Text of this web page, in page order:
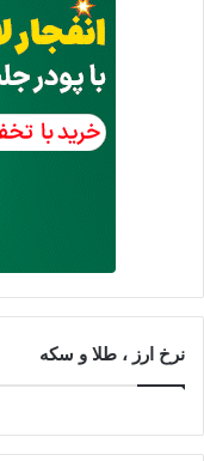
نرخ ارز ، طلا و سکه